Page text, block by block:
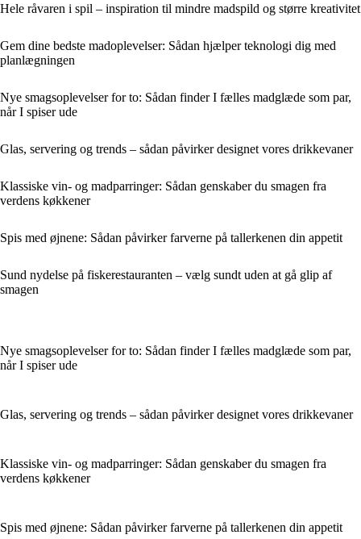
Hele råvaren i spil – inspiration til mindre madspild og større kreativitet
Gem dine bedste madoplevelser: Sådan hjælper teknologi dig med
planlægningen
Nye smagsoplevelser for to: Sådan finder I fælles madglæde som par,
når I spiser ude
Glas, servering og trends – sådan påvirker designet vores drikkevaner
Klassiske vin- og madparringer: Sådan genskaber du smagen fra
verdens køkkener
Spis med øjnene: Sådan påvirker farverne på tallerkenen din appetit
Sund nydelse på fiskerestauranten – vælg sundt uden at gå glip af
smagen
Nye smagsoplevelser for to: Sådan finder I fælles madglæde som par,
når I spiser ude
Glas, servering og trends – sådan påvirker designet vores drikkevaner
Klassiske vin- og madparringer: Sådan genskaber du smagen fra
verdens køkkener
Spis med øjnene: Sådan påvirker farverne på tallerkenen din appetit